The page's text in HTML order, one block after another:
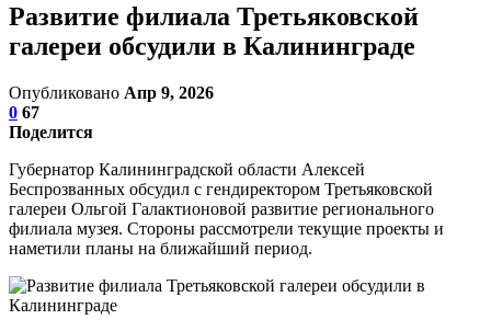
Развитие филиала Третьяковской
галереи обсудили в Калининграде
Опубликовано Апр 9, 2026
0 67
Поделится
Губернатор Калининградской области Алексей
Беспрозванных обсудил с гендиректором Третьяковской
галереи Ольгой Галактионовой развитие регионального
филиала музея. Стороны рассмотрели текущие проекты и
наметили планы на ближайший период.